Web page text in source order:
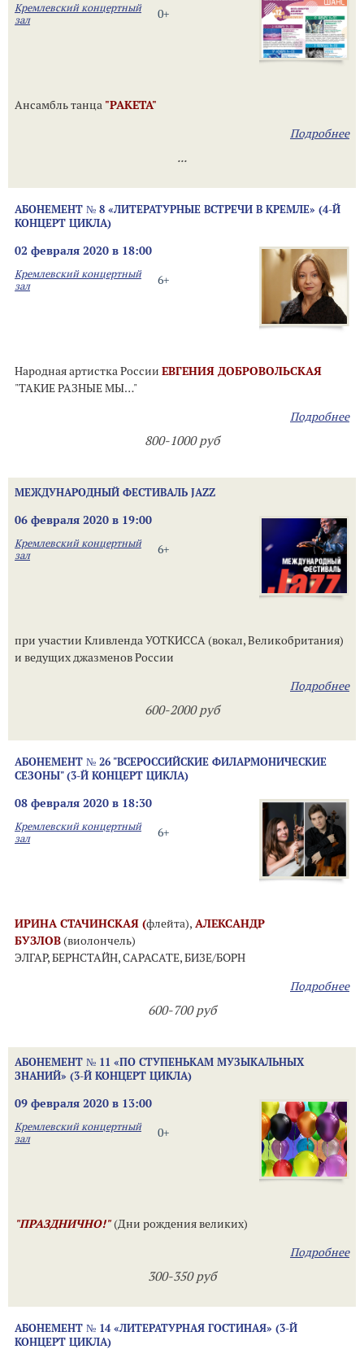
0+
Кремлевский концертный
зал
Ансамбль танца "РАКЕТА"
Подробнее
...
АБОНЕМЕНТ № 8 «ЛИТЕРАТУРНЫЕ ВСТРЕЧИ В КРЕМЛЕ» (4-Й
КОНЦЕРТ ЦИКЛА)
02 февраля 2020 в 18:00
6+
Кремлевский концертный
зал
Народная артистка России ЕВГЕНИЯ ДОБРОВОЛЬСКАЯ
"ТАКИЕ РАЗНЫЕ МЫ…"
Подробнее
800-1000 руб
МЕЖДУНАРОДНЫЙ ФЕСТИВАЛЬ JAZZ
06 февраля 2020 в 19:00
6+
Кремлевский концертный
зал
при участии Кливленда УОТКИССА (вокал, Великобритания)
и ведущих джазменов России
Подробнее
600-2000 руб
АБОНЕМЕНТ № 26 "ВСЕРОССИЙСКИЕ ФИЛАРМОНИЧЕСКИЕ
СЕЗОНЫ" (3-Й КОНЦЕРТ ЦИКЛА)
08 февраля 2020 в 18:30
6+
Кремлевский концертный
зал
ИРИНА СТАЧИНСКАЯ (флейта), АЛЕКСАНДР
БУЗЛОВ(виолончель)
ЭЛГАР, БЕРНСТАЙН, САРАСАТЕ, БИЗЕ/БОРН
Подробнее
600-700 руб
АБОНЕМЕНТ № 11 «ПО СТУПЕНЬКАМ МУЗЫКАЛЬНЫХ
ЗНАНИЙ» (3-Й КОНЦЕРТ ЦИКЛА)
09 февраля 2020 в 13:00
0+
Кремлевский концертный
зал
"ПРАЗДНИЧНО!"(Дни рождения великих)
Подробнее
300-350 руб
АБОНЕМЕНТ № 14 «ЛИТЕРАТУРНАЯ ГОСТИНАЯ» (3-Й
КОНЦЕРТ ЦИКЛА)